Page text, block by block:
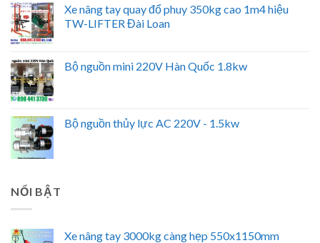
Xe nâng tay quay đổ phuy 350kg cao 1m4 hiệu
TW-LIFTER Đài Loan
Bộ nguồn mini 220V Hàn Quốc 1.8kw
Bộ nguồn thủy lực AC 220V - 1.5kw
NỔI BẬT
Xe nâng tay 3000kg càng hẹp 550x1150mm